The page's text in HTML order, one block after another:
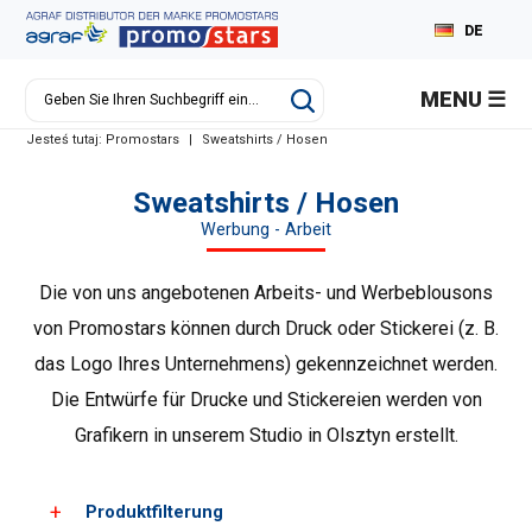
EN
DE
MENU
Jesteś tutaj: Promostars | Sweatshirts / Hosen
Sweatshirts / Hosen
Werbung - Arbeit
Die von uns angebotenen Arbeits- und Werbeblousons
von Promostars können durch Druck oder Stickerei (z. B.
das Logo Ihres Unternehmens) gekennzeichnet werden.
Die Entwürfe für Drucke und Stickereien werden von
Grafikern in unserem Studio in Olsztyn erstellt.
Produktfilterung